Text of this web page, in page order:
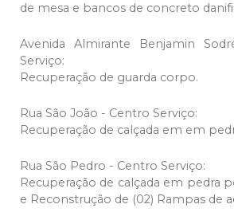
de mesa e bancos de concreto
Avenida Almirante Benjamin
Serviço:
Recuperação de guarda corpo.
Rua São João - Centro Serviço:
Recuperação de calçada em em
Rua São Pedro - Centro Serviço:
Recuperação de calçada em pedra
e Reconstrução de (02) Rampas de